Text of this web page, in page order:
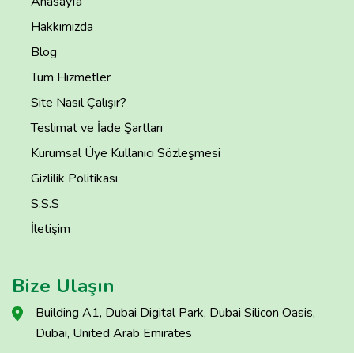
Hakkımızda
Blog
Tüm Hizmetler
Site Nasıl Çalışır?
Teslimat ve İade Şartları
Kurumsal Üye Kullanıcı Sözleşmesi
Gizlilik Politikası
S.S.S
İletişim
Bize Ulaşın
Building A1, Dubai Digital Park, Dubai Silicon Oasis,
Dubai, United Arab Emirates